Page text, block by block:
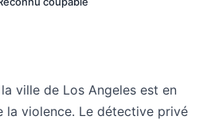
ville de Los Angeles est en
la violence. Le détective privé